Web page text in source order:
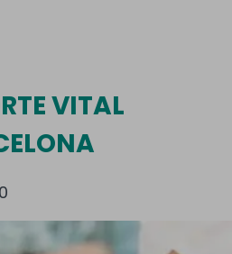
VITAL